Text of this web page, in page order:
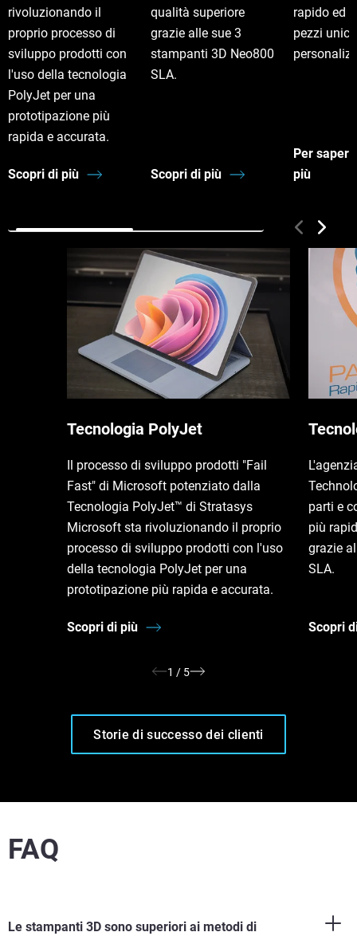
rivoluzionando il
proprio processo di
sviluppo prodotti con
l'uso della tecnologia
PolyJet per una
prototipazione più
rapida e accurata.
Scopri di più
qualità superiore
grazie alle sue 3
stampanti 3D Neo800
SLA.
Scopri di più
rapido ed
pezzi unici
Per
più
Tecnologia PolyJet
Il processo di sviluppo prodotti "Fail
Fast" di Microsoft potenziato dalla
Tecnologia PolyJet™ di Stratasys
Microsoft sta rivoluzionando il proprio
processo di sviluppo prodotti con l'uso
della tecnologia PolyJet per una
prototipazione più rapida e accurata.
Scopri di più
parti e
più
grazie
SLA.
Scopri
1 / 5
Storie di successo dei clienti
FAQ
Le stampanti 3D sono superiori ai metodi di